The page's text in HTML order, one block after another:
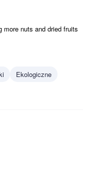
more nuts and dried fruits
Ekologiczne